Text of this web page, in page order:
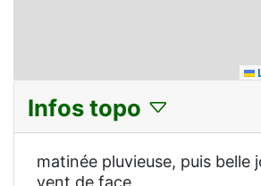
Infos topo
matinée pluvieuse, puis belle
vent de face